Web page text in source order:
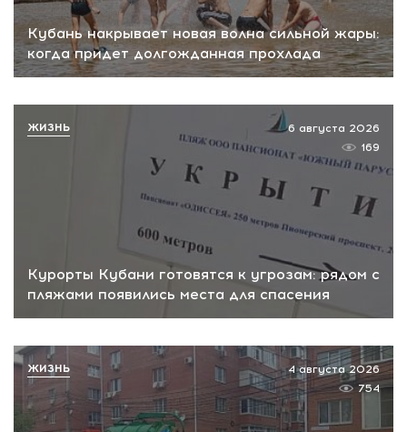
Кубань накрывает новая волна сильной жары:
когда придет долгожданная прохлада
Курорты Кубани готовятся к угрозам: рядом с
пляжами появились места для спасения
6 августа 2026
169
ЖИЗНЬ
4 августа 2026
754
ЖИЗНЬ